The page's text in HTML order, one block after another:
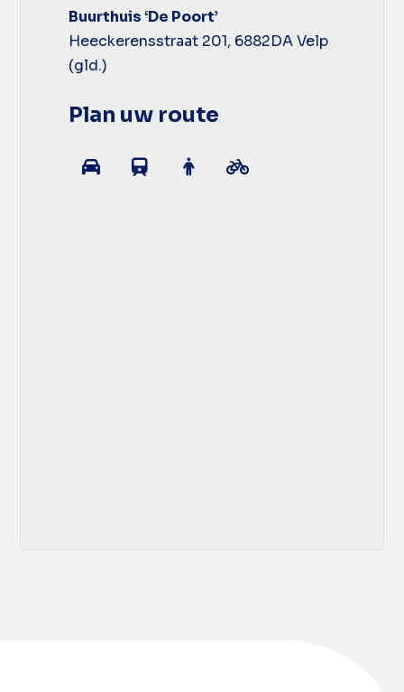
Buurthuis ‘De Poort’
Heeckerensstraat 201, 6882DA Velp
(gld.)
Plan uw route